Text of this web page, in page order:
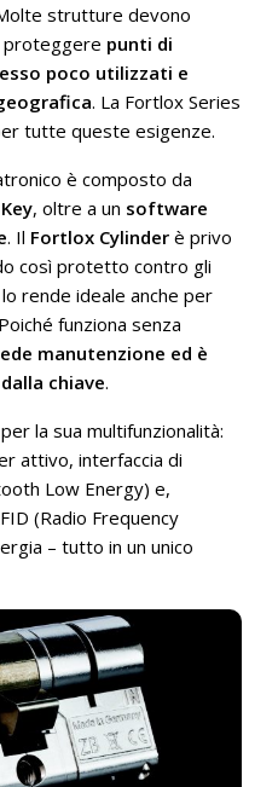
strutture devono
proteggere punti di
poco utilizzati e
. La Fortlox Series
tutte queste esigenze.
è composto da
, oltre a un software
. Il Fortlox Cylinder è privo
così protetto contro gli
rende ideale anche per
funziona senza
manutenzione ed è
chiave.
la sua multifunzionalità:
attivo, interfaccia di
Low Energy) e,
(Radio Frequency
– tutto in un unico